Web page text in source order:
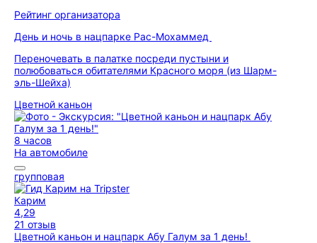
Рейтинг организатора
День и ночь в нацпарке Рас-Мохаммед
Переночевать в палатке посреди пустыни и
полюбоваться обитателями Красного моря (из Шарм-
эль-Шейха)
Цветной каньон
8 часов
На автомобиле
групповая
Карим
4,29
21 отзыв
Цветной каньон и нацпарк Абу Галум за 1 день!